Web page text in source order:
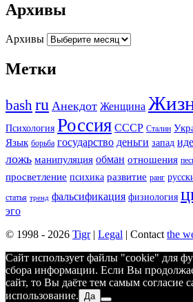
Архивы
Архивы
Метки
bashru Анекдот Женщина
Психология Россия СССР Сталин
Язык борьба государство деньги запад
ложь манипуляция обман отношения
просветление психика развитие ранг
статья тренд фальсификация физиология
эго
© 1998 - 2026 Tigr| Legal | Contact the
Сайт использует файлы "cookie" для
сбора информации. Если Вы
сайт, то Вы даёте тем самым согласие
использование. Да